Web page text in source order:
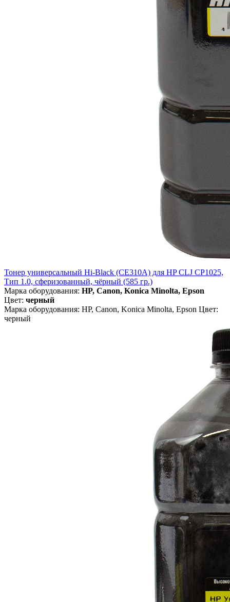
Тонер универсальный Hi-Black (CE310A) для HP CLJ CP1025,
Тип 1.0, сферизованный, чёрный (585 гр.)
Марка оборудования: HP, Canon, Konica Minolta, Epson
Цвет: черный
Марка оборудования: HP, Canon, Konica Minolta, Epson Цвет:
черный